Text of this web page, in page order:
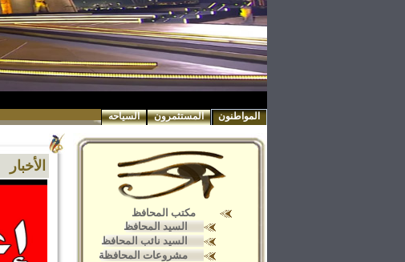
المواطنون المستثمرون السياحه
مكتب المحافظ
السيد المحافظ
السيد نائب المحافظ
مشروعات المحافظة
الأخبار